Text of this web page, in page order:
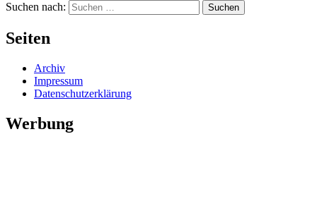
Suchen nach:
Seiten
Archiv
Impressum
Datenschutzerklärung
Werbung